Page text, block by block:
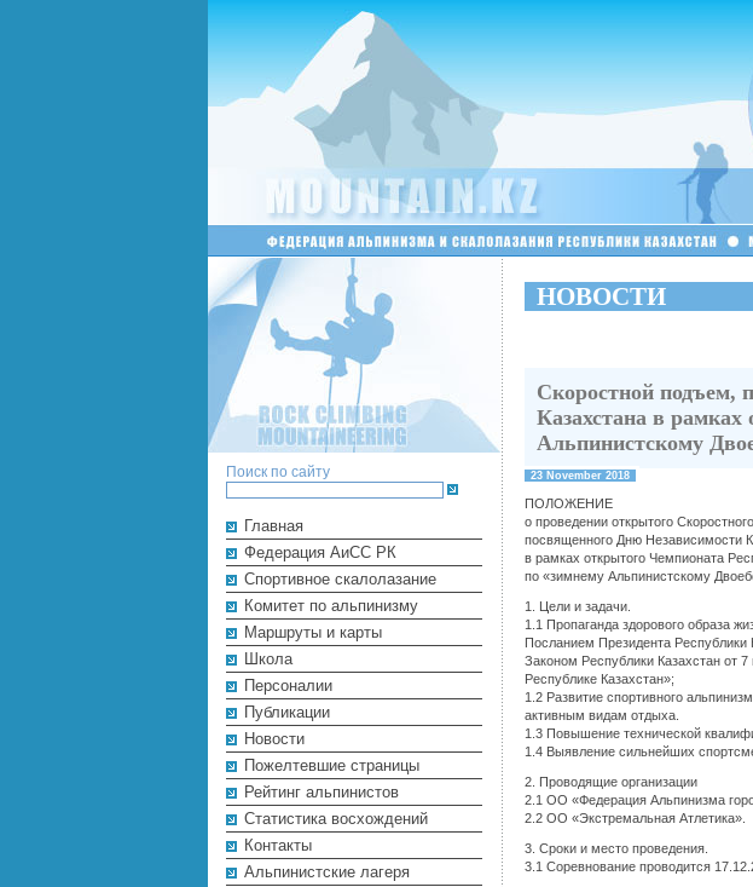
Поиск по сайту
Главная
Федерация АиСС РК
Cпортивное скалолазание
Комитет по альпинизму
Маршруты и карты
Школа
Персоналии
Публикации
Новости
Пожелтевшие страницы
Рейтинг альпинистов
Cтатистика восхождений
Контакты
Альпинистские лагеря
НОВОСТИ
Скоростной подъем,
Казахстана в
Альпинистскому
23 November 2018
ПОЛОЖЕНИЕ
о проведении открытого
посвященного Дню Независимости
в рамках открытого Чемпионата
по «зимнему Альпинистскому
1. Цели и задачи.
1.1 Пропаганда здорового образа
Посланием Президента Республики
Законом Республики Казахстан от
Республике Казахстан»;
1.2 Развитие спортивного
активным видам отдыха.
1.3 Повышение технической
1.4 Выявление сильнейших
2. Проводящие организации
2.1 ОО «Федерация Альпинизма
2.2 ОО «Экстремальная Атлетика».
3. Сроки и место проведения.
3.1 Соревнование проводится